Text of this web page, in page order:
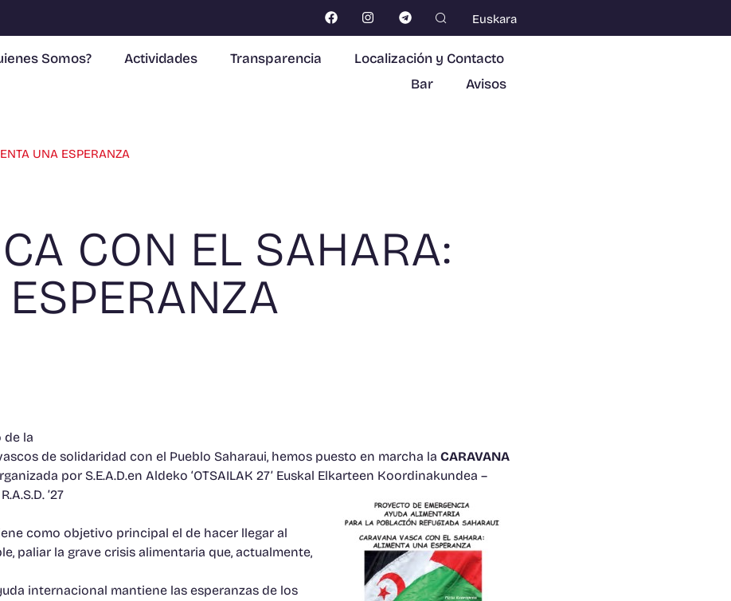
Euskara
Somos? Actividades Transparencia
Localización y Contacto
Bar
Avisos
UNA ESPERANZA
CON EL SAHARA:
de la
de solidaridad con el Pueblo Saharaui, hemos puesto en marcha la CARAVANA
por S.E.A.D.en Aldeko ‘OTSAILAK 27’ Euskal Elkarteen Koordinakundea –
’27
como objetivo principal el de hacer llegar al
paliar la grave crisis alimentaria que, actualmente,
internacional mantiene las esperanzas de los